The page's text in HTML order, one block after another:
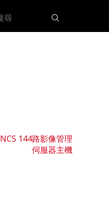
NCS 144路影像管理
伺服器主機